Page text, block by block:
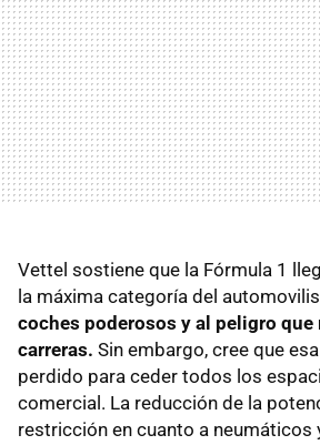
Vettel sostiene que la Fórmula 1
la máxima categoría del
coches poderosos y al peligro que
carreras. Sin embargo, cree que
perdido para ceder todos los
comercial. La reducción de la
restricción en cuanto a neumáticos